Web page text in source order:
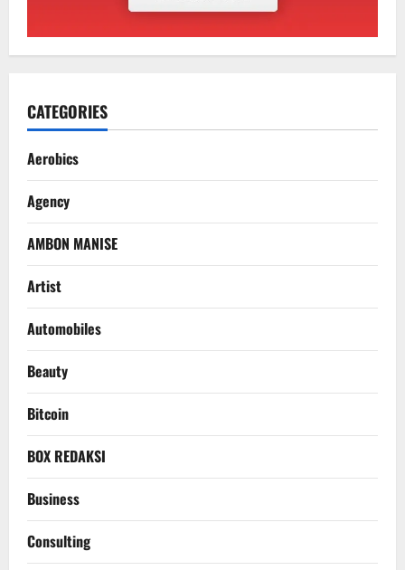
CATEGORIES
Aerobics
Agency
AMBON MANISE
Artist
Automobiles
Beauty
Bitcoin
BOX REDAKSI
Business
Consulting